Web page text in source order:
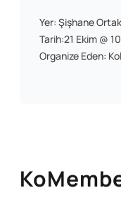
Yer: Şişhane
Tarih:21 Ekim @
Organize Eden: